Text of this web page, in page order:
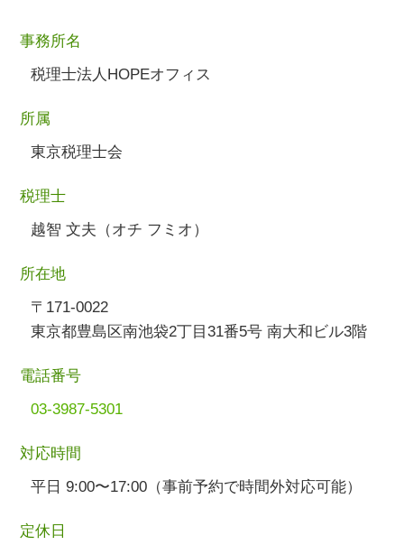
事務所名
税理士法人HOPEオフィス
所属
東京税理士会
税理士
越智 文夫（オチ フミオ）
所在地
〒171-0022
東京都豊島区南池袋2丁目31番5号 南大和ビル3階
電話番号
03-3987-5301
対応時間
平日 9:00〜17:00（事前予約で時間外対応可能）
定休日